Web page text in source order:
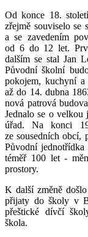
Od konce 18.
zřejmě souviselo se
a se zavedením
od 6 do 12 let.
dalším se stal Jan
Původní školní
pokojem, kuchyní a
až do 14. dubna
nová patrová
Jednalo se o velkou
úřad. Na konci
ze sousedních obcí,
Původní
téměř 100 let -
prostory.
K další změně
přijaty do školy v
přeštické dívčí
škola.